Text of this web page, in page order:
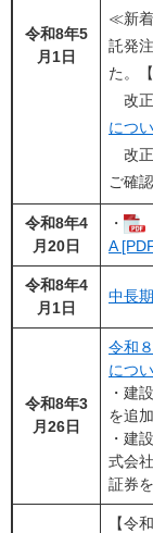
令和8年5
月1日
≪新
託発
た。
改正
につい
改正
ご確
令和8年4
月20日
・
A
令和8年4
月1日
中長
令和8年3
月26日
令和
につ
・建
を追加
・建
式会
証券
【令